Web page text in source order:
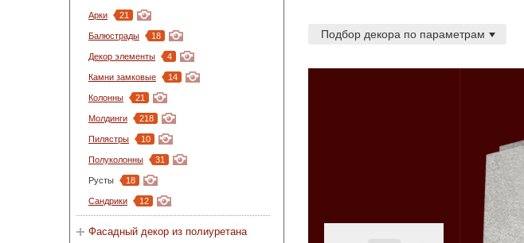
Арки 21
Балюстрады 18
Декор элементы 4
Камни замковые 14
Колонны 21
Молдинги 218
Пилястры 10
Полуколонны 31
Русты 18
Сандрики 12
Фасадный декор из полиуретана
Подбор декора по параметрам